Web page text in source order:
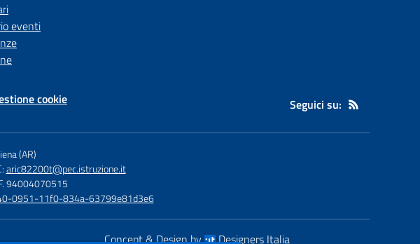
eventi
cookie Seguici su:
(AR)
aric82200t@pec.istruzione.it
94004070515
0951-11f0-834a-63799e81d3e6
Concept & Design by Designers Italia